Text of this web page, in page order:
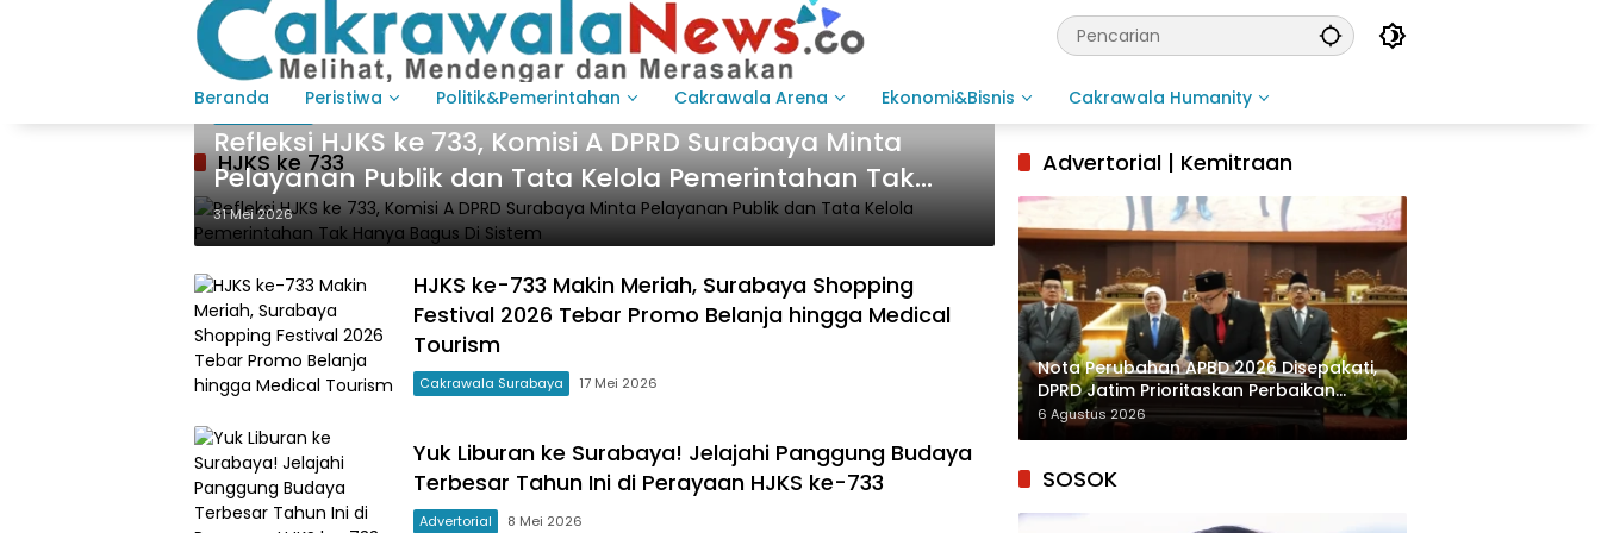
Beranda
Peristiwa Politik&Pemerintahan Cakrawala Arena Ekonomi&Bisnis Cakrawala Humanity
HJKS ke 733
Refleksi HJKS ke 733, Komisi A DPRD Surabaya Minta
Pelayanan Publik dan Tata Kelola Pemerintahan Tak
Hanya Bagus Di Sistem
31 Mei 2026
HJKS ke-733 Makin Meriah, Surabaya Shopping
Festival 2026 Tebar Promo Belanja hingga Medical
Tourism
Cakrawala Surabaya 17 Mei 2026
Yuk Liburan ke Surabaya! Jelajahi Panggung Budaya
Terbesar Tahun Ini di Perayaan HJKS ke-733
Advertorial 8 Mei 2026
Advertorial | Kemitraan
Nota Perubahan APBD 2026 Disepakati,
DPRD Jatim Prioritaskan Perbaikan
Infrastruktur dan Penyelesaian TPG
6 Agustus 2026
SOSOK